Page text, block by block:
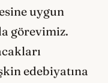
uygun
görevimiz.
edebiyatına